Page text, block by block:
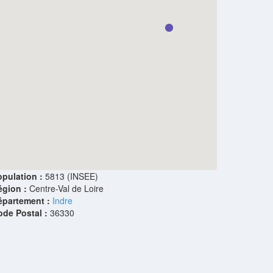
: 5813 (INSEE)
: Centre-Val de Loire
: Indre
Postal : 36330